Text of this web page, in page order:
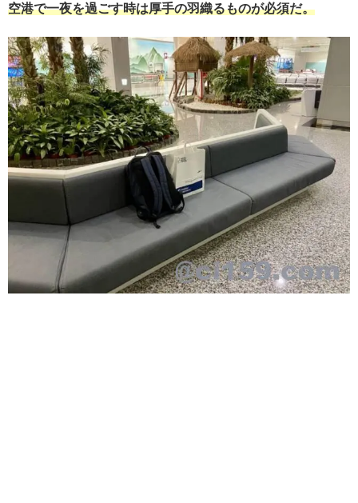
空港で一夜を過ごす時は厚手の羽織るものが必須だ。